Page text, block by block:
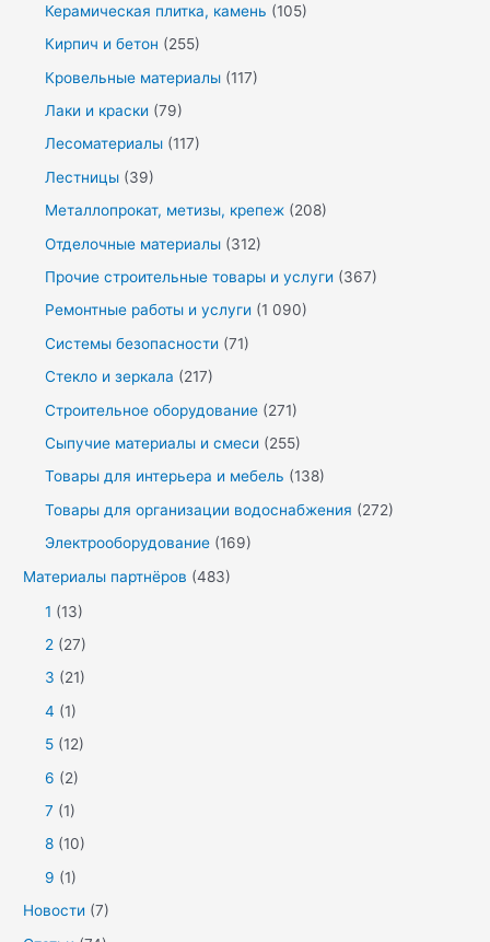
Керамическая плитка, камень (105)
Кирпич и бетон (255)
Кровельные материалы (117)
Лаки и краски (79)
Лесоматериалы (117)
Лестницы (39)
Металлопрокат, метизы, крепеж (208)
Отделочные материалы (312)
Прочие строительные товары и услуги (367)
Ремонтные работы и услуги (1 090)
Системы безопасности (71)
Стекло и зеркала (217)
Строительное оборудование (271)
Сыпучие материалы и смеси (255)
Товары для интерьера и мебель (138)
Товары для организации водоснабжения (272)
Электрооборудование (169)
Материалы партнёров (483)
1 (13)
2 (27)
3 (21)
4 (1)
5 (12)
6 (2)
7 (1)
8 (10)
9 (1)
Новости (7)